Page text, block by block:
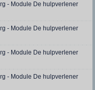
- Module De hulpverlener
- Module De hulpverlener
- Module De hulpverlener
- Module De hulpverlener